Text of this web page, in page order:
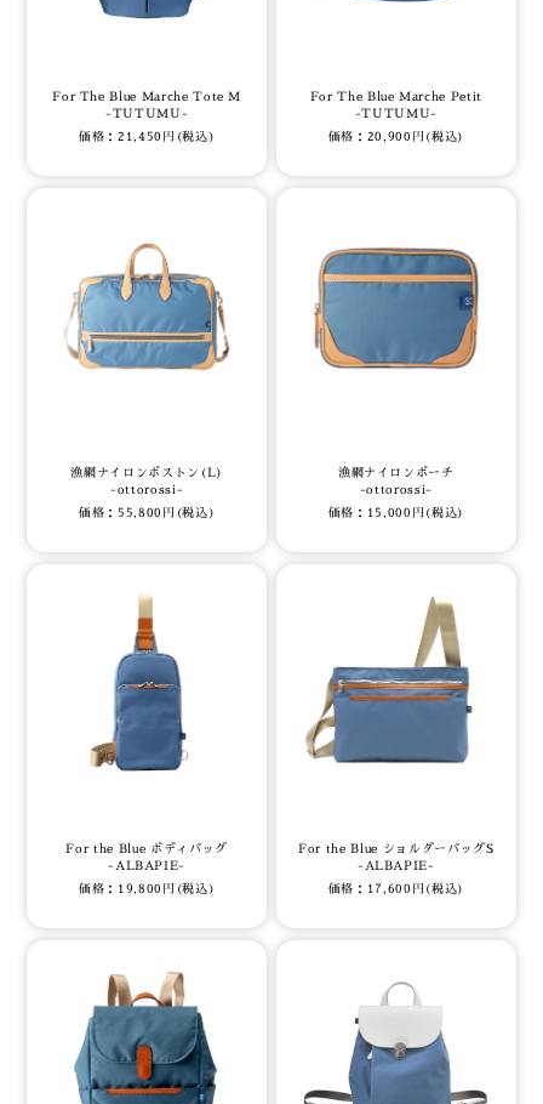
For The Blue Marche Tote M
-TUTUMU-
価格：21,450円(税込)
For The Blue Marche Petit
-TUTUMU-
価格：20,900円(税込)
漁網ナイロンボストン(L)
-ottorossi-
価格：55,800円(税込)
漁網ナイロンポーチ
-ottorossi-
価格：15,000円(税込)
For the Blue ボディバッグ
-ALBAPIE-
価格：19,800円(税込)
For the Blue ショルダーバッグS
-ALBAPIE-
価格：17,600円(税込)